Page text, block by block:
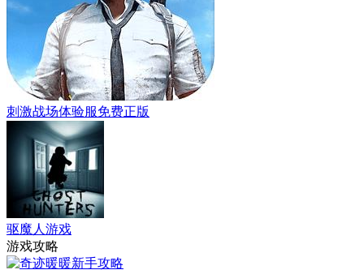
刺激战场体验服免费正版
驱魔人游戏
游戏攻略